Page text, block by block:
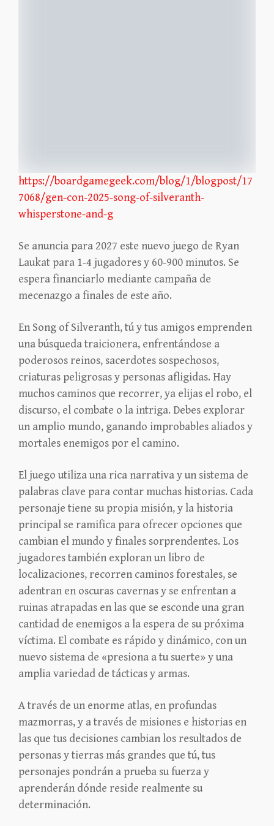
https://boardgamegeek.com/blog/1/blogpost/17
7068/gen-con-2025-song-of-silveranth-
whisperstone-and-g
Se anuncia para 2027 este nuevo juego de Ryan
Laukat para 1-4 jugadores y 60-900 minutos. Se
espera financiarlo mediante campaña de
mecenazgo a finales de este año.
En Song of Silveranth, tú y tus amigos emprenden
una búsqueda traicionera, enfrentándose a
poderosos reinos, sacerdotes sospechosos,
criaturas peligrosas y personas afligidas. Hay
muchos caminos que recorrer, ya elijas el robo, el
discurso, el combate o la intriga. Debes explorar
un amplio mundo, ganando improbables aliados y
mortales enemigos por el camino.
El juego utiliza una rica narrativa y un sistema de
palabras clave para contar muchas historias. Cada
personaje tiene su propia misión, y la historia
principal se ramifica para ofrecer opciones que
cambian el mundo y finales sorprendentes. Los
jugadores también exploran un libro de
localizaciones, recorren caminos forestales, se
adentran en oscuras cavernas y se enfrentan a
ruinas atrapadas en las que se esconde una gran
cantidad de enemigos a la espera de su próxima
víctima. El combate es rápido y dinámico, con un
nuevo sistema de «presiona a tu suerte» y una
amplia variedad de tácticas y armas.
A través de un enorme atlas, en profundas
mazmorras, y a través de misiones e historias en
las que tus decisiones cambian los resultados de
personas y tierras más grandes que tú, tus
personajes pondrán a prueba su fuerza y
aprenderán dónde reside realmente su
determinación.